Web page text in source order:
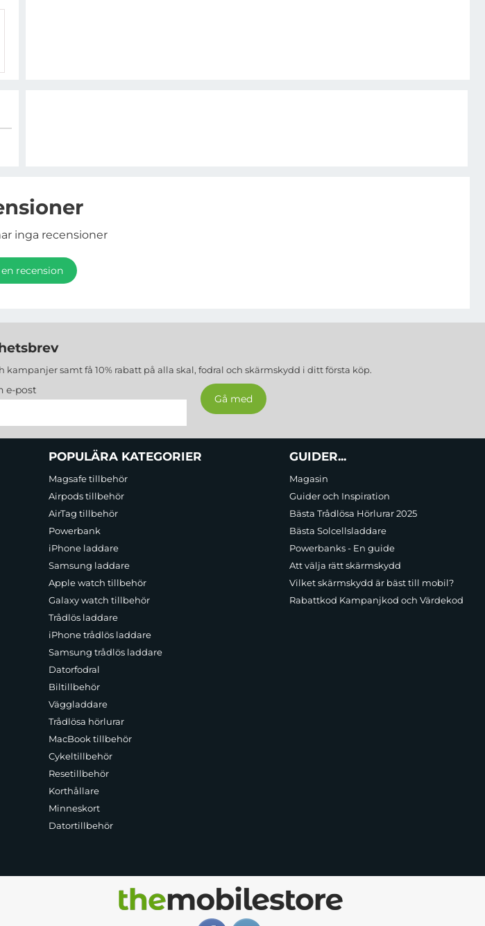
inga recensioner
recension
kampanjer samt få 10% rabatt på alla skal, fodral och skärmskydd i ditt första köp.
e-post
POPULÄRA KATEGORIER
Magsafe tillbehör
Airpods tillbehör
AirTag tillbehör
Powerbank
iPhone laddare
Samsung laddare
Apple watch tillbehör
Galaxy watch tillbehör
Trådlös laddare
iPhone trådlös laddare
Samsung trådlös laddare
Datorfodral
Biltillbehör
Väggladdare
Trådlösa hörlurar
MacBook tillbehör
Cykeltillbehör
Resetillbehör
Korthållare
Minneskort
Datortillbehör
GUIDER...
Magasin
Guider och Inspiration
Bästa Trådlösa Hörlurar 2025
Bästa Solcellsladdare
Powerbanks - En guide
Att välja rätt skärmskydd
Vilket skärmskydd är bäst till mobil?
Rabattkod Kampanjkod och Värdekod